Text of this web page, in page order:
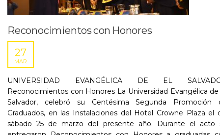
Reconocimientos con Honores
27
MAR
UNIVERSIDAD EVANGÉLICA DE EL
Reconocimientos con Honores La Universidad Evangélica de
Salvador, celebró su Centésima Segunda Promoción
Graduados, en las Instalaciones del Hotel Crowne Plaza el
sábado 25 de marzo del presente año. Durante el acto